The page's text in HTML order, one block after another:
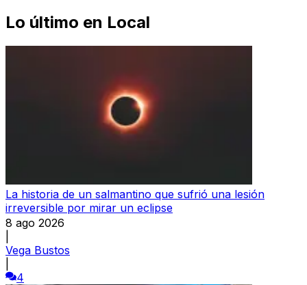
Lo último en Local
La historia de un salmantino que sufrió una lesión
irreversible por mirar un eclipse
8 ago 2026
Vega Bustos
4